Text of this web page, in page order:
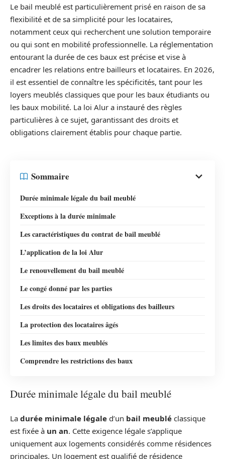
Le bail meublé est particulièrement prisé en raison de sa
flexibilité et de sa simplicité pour les locataires,
notamment ceux qui recherchent une solution temporaire
ou qui sont en mobilité professionnelle. La réglementation
entourant la durée de ces baux est précise et vise à
encadrer les relations entre bailleurs et locataires. En 2026,
il est essentiel de connaître les spécificités, tant pour les
loyers meublés classiques que pour les baux étudiants ou
les baux mobilité. La loi Alur a instauré des règles
particulières à ce sujet, garantissant des droits et
obligations clairement établis pour chaque partie.
Sommaire
Durée minimale légale du bail meublé
Exceptions à la durée minimale
Les caractéristiques du contrat de bail meublé
L’application de la loi Alur
Le renouvellement du bail meublé
Le congé donné par les parties
Les droits des locataires et obligations des bailleurs
La protection des locataires âgés
Les limites des baux meublés
Comprendre les restrictions des baux
Durée minimale légale du bail meublé
La durée minimale légale d’un bail meublé classique
est fixée à un an. Cette exigence légale s’applique
uniquement aux logements considérés comme résidences
principales. Un logement est qualifié de résidence